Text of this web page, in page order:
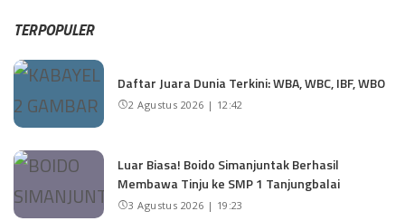
TERPOPULER
Daftar Juara Dunia Terkini: WBA, WBC, IBF, WBO
2 Agustus 2026 | 12:42
Luar Biasa! Boido Simanjuntak Berhasil
Membawa Tinju ke SMP 1 Tanjungbalai
3 Agustus 2026 | 19:23